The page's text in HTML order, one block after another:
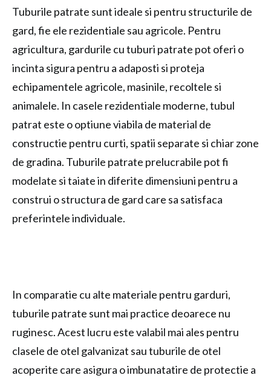
Tuburile patrate sunt ideale si pentru structurile de
gard, fie ele rezidentiale sau agricole. Pentru
agricultura, gardurile cu tuburi patrate pot oferi o
incinta sigura pentru a adaposti si proteja
echipamentele agricole, masinile, recoltele si
animalele. In casele rezidentiale moderne, tubul
patrat este o optiune viabila de material de
constructie pentru curti, spatii separate si chiar zone
de gradina. Tuburile patrate prelucrabile pot fi
modelate si taiate in diferite dimensiuni pentru a
construi o structura de gard care sa satisfaca
preferintele individuale.
In comparatie cu alte materiale pentru garduri,
tuburile patrate sunt mai practice deoarece nu
ruginesc. Acest lucru este valabil mai ales pentru
clasele de otel galvanizat sau tuburile de otel
acoperite care asigura o imbunatatire de protectie a